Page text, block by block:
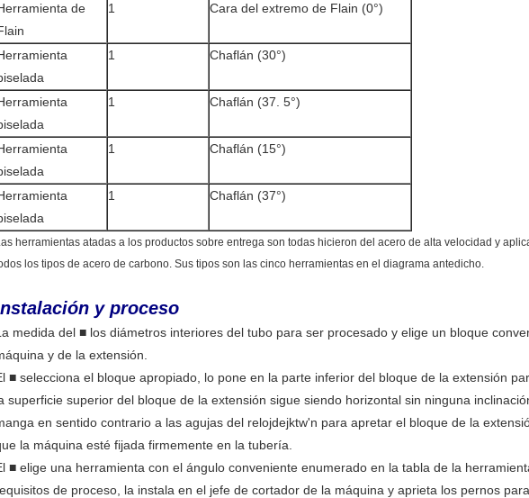
de
1 Cara del extremo de Flain (0°)
1 Chaflán (30°)
1 Chaflán (37. 5°)
1 Chaflán (15°)
1 Chaflán (37°)
herramientas atadas a los productos sobre entrega son todas hicieron del acero de alta velocidad y
los tipos de acero de carbono. Sus tipos son las cinco herramientas en el diagrama antedicho.
y proceso
medida del ■ los diámetros interiores del tubo para ser procesado y elige un bloque
y de la extensión.
■ selecciona el bloque apropiado, lo pone en la parte inferior del bloque de la extensión
superficie superior del bloque de la extensión sigue siendo horizontal sin ninguna
en sentido contrario a las agujas del relojdejktw'n para apretar el bloque de la
la máquina esté fijada firmemente en la tubería.
■ elige una herramienta con el ángulo conveniente enumerado en la tabla de la
de proceso, la instala en el jefe de cortador de la máquina y aprieta los pernos